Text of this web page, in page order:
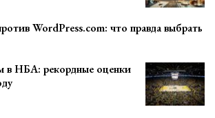
WordPress.com: что правда выбрать
в НБА: рекордные оценки